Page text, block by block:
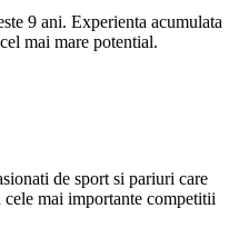
9 ani. Experienta acumulata
mai mare potential.
de sport si pariuri care
mai importante competitii